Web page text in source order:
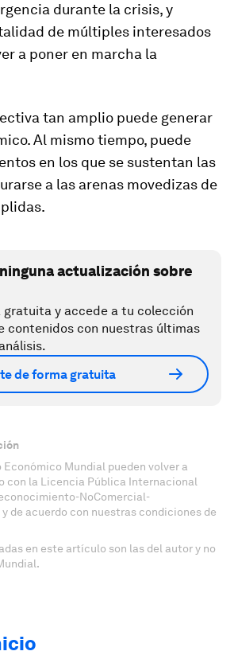
durante la crisis, y
de múltiples interesados
a poner en marcha la
tan amplio puede generar
Al mismo tiempo, puede
en los que se sustentan las
a las arenas movedizas de
actualización sobre
gratuita y accede a tu colección
contenidos con nuestras últimas
de forma gratuita
Mundial pueden volver a
con la Licencia Pública Internacional
NoComercial-
de acuerdo con nuestras condiciones de
en este artículo son las del autor y no